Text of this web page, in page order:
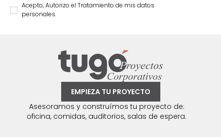
Acepto, Autorizo el Tratamiento de mis datos
personales.
EMPIEZA TU PROYECTO
Asesoramos y construímos tu proyecto de:
oficina, comidas, auditorios, salas de espera.